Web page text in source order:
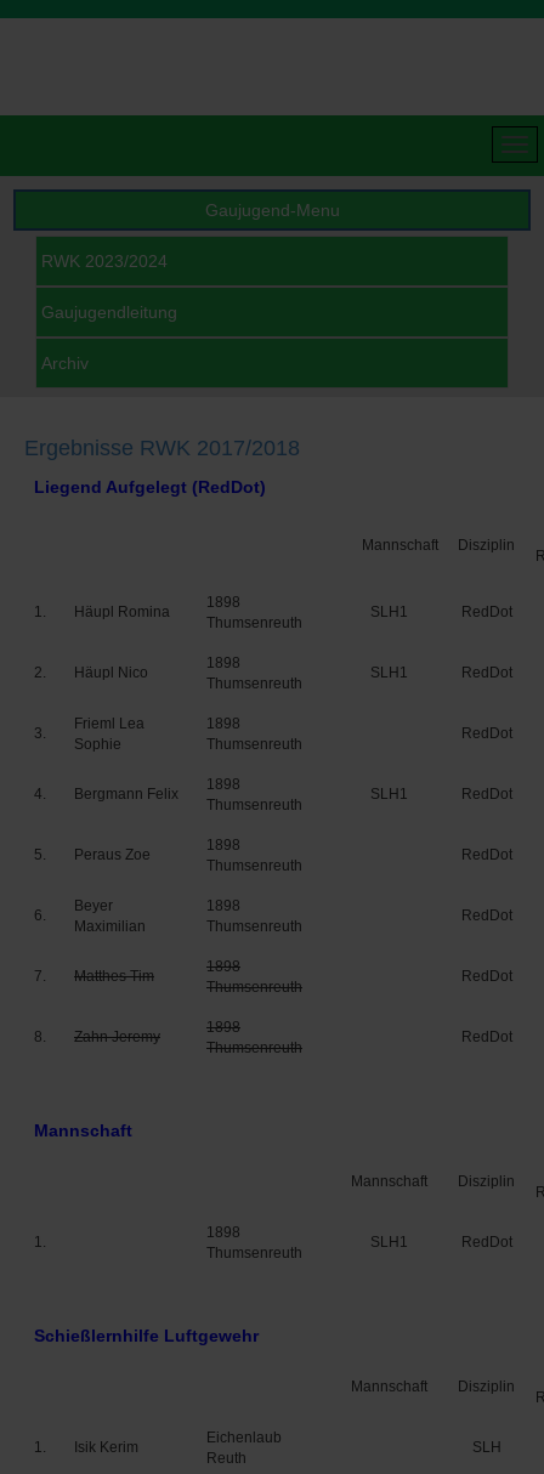
Gaujugend-Menu
RWK 2023/2024
Gaujugendleitung
Archiv
Ergebnisse RWK 2017/2018
Liegend Aufgelegt (RedDot)
Mannschaft Disziplin
1. Häupl Romina
1898
Thumsenreuth
SLH1 RedDot
2. Häupl Nico
1898
Thumsenreuth
SLH1 RedDot
3.
Frieml Lea
Sophie
1898
Thumsenreuth
RedDot
4. Bergmann Felix
1898
Thumsenreuth
SLH1 RedDot
5. Peraus Zoe
1898
Thumsenreuth
RedDot
6.
Beyer
Maximilian
1898
Thumsenreuth
RedDot
7. Matthes Tim
1898
Thumsenreuth
RedDot
8. Zahn Jeremy
1898
Thumsenreuth
RedDot
Mannschaft
Mannschaft Disziplin
1.
1898
Thumsenreuth
SLH1 RedDot
Schießlernhilfe Luftgewehr
Mannschaft Disziplin
1. Isik Kerim
Eichenlaub
Reuth
SLH